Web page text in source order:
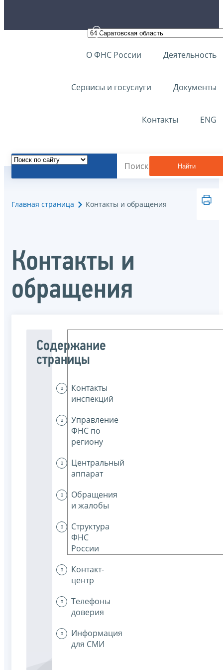
О ФНС России Деятельность
Сервисы и госуслуги Документы
Контакты ENG
Найти
Главная страница Контакты и обращения
Контакты и
обращения
Содержание
страницы
Контакты
инспекций
Управление
ФНС по
региону
Центральный
аппарат
Обращения
и жалобы
Структура
ФНС
России
Контакт-
центр
Телефоны
доверия
Информация
для СМИ